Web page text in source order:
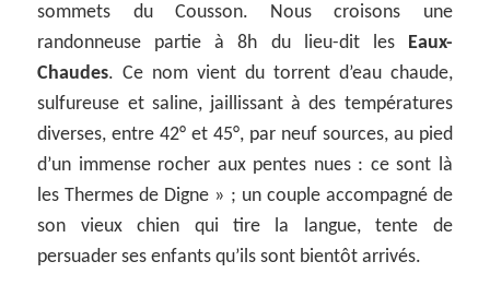
sommets du Cousson. Nous croisons une
randonneuse partie à 8h du lieu-dit les Eaux-
Chaudes. Ce nom vient du torrent d’eau chaude,
sulfureuse et saline, jaillissant à des températures
diverses, entre 42° et 45°, par neuf sources, au pied
d’un immense rocher aux pentes nues : ce sont là
les Thermes de Digne » ; un couple accompagné de
son vieux chien qui tire la langue, tente de
persuader ses enfants qu’ils sont bientôt arrivés.